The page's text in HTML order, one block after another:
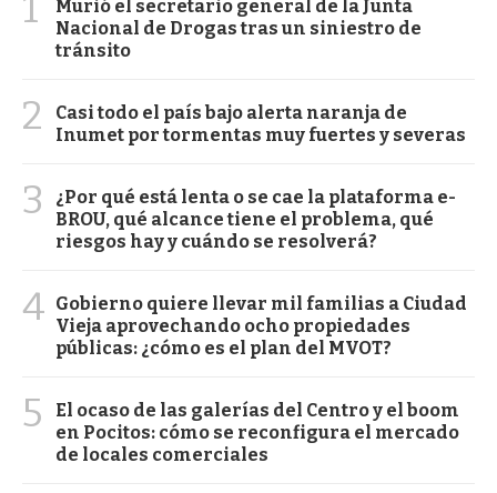
1
Murió el secretario general de la Junta
Nacional de Drogas tras un siniestro de
tránsito
2
Casi todo el país bajo alerta naranja de
Inumet por tormentas muy fuertes y severas
3
¿Por qué está lenta o se cae la plataforma e-
BROU, qué alcance tiene el problema, qué
riesgos hay y cuándo se resolverá?
4 Gobierno quiere llevar mil familias a Ciudad
Vieja aprovechando ocho propiedades
públicas: ¿cómo es el plan del MVOT?
5
El ocaso de las galerías del Centro y el boom
en Pocitos: cómo se reconfigura el mercado
de locales comerciales